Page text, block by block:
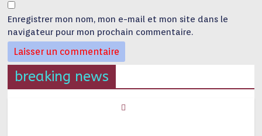
Enregistrer mon nom, mon e-mail et mon site dans le
navigateur pour mon prochain commentaire.
breaking news